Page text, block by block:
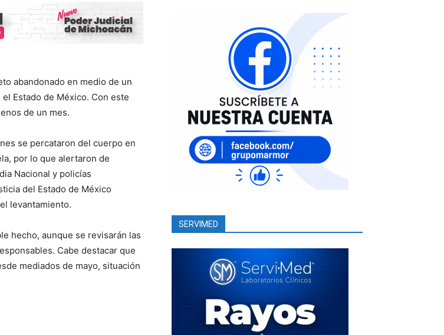
abandonado en medio de un
Estado de México. Con este
de un mes.
se percataron del cuerpo en
por lo que alertaron de
Nacional y policías
del Estado de México
levantamiento.
hecho, aunque se revisarán las
Cabe destacar que
mediados de mayo, situación
SERVIMED